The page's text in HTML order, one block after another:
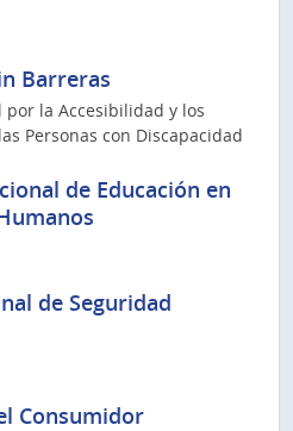
Barreras
por la Accesibilidad y los
Personas con Discapacidad
de Educación en
de Seguridad
Consumidor